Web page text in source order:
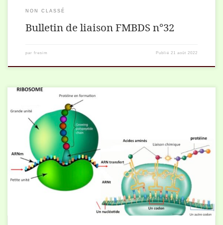
NON CLASSÉ
Bulletin de liaison FMBDS n°32
par fresim Publié 21 août 2022
Diaporama de la conférence : Views: 296